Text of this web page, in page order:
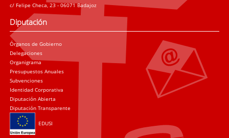
c/ Felipe Checa, 23 - 06071 Badajoz
Diputación
Órganos de Gobierno
Delegaciones
Organigrama
Presupuestos Anuales
Subvenciones
Identidad Corporativa
Diputación Abierta
Diputación Transparente
EDUSI